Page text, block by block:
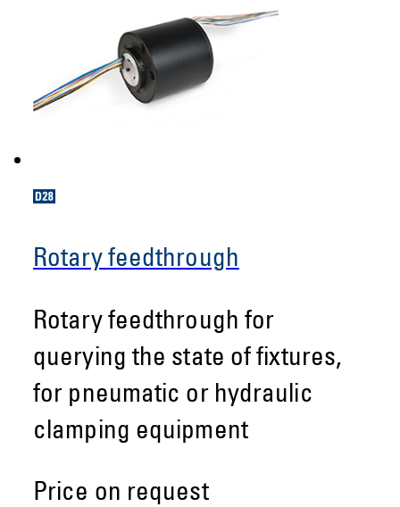
Rotary feedthrough
Rotary feedthrough for
querying the state of fixtures,
for pneumatic or hydraulic
clamping equipment
Price on request